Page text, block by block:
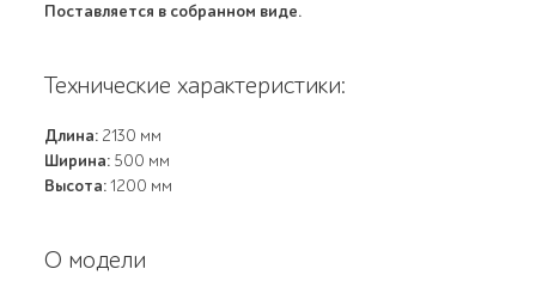
Поставляется в собранном виде.
Технические характеристики:
Длина: 2130 мм
Ширина: 500 мм
Высота:1200 мм
О модели